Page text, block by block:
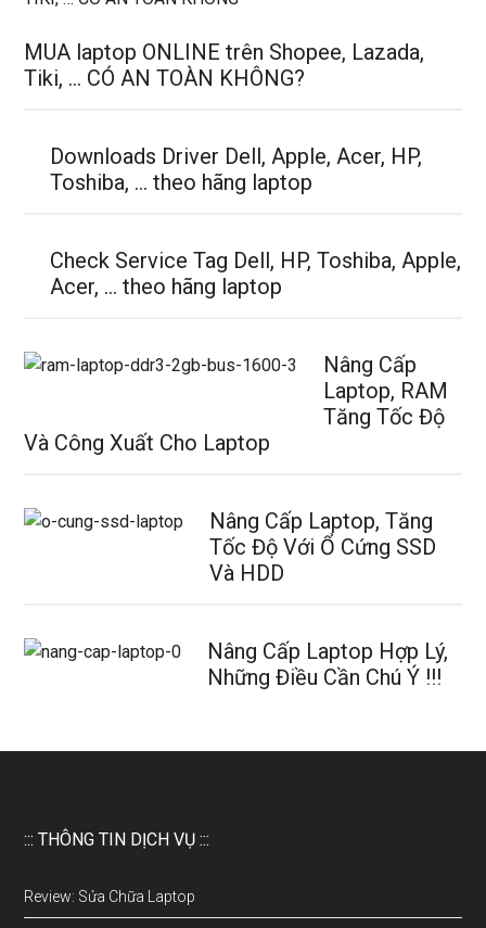
MUA laptop ONLINE trên Shopee, Lazada,
Tiki, … CÓ AN TOÀN KHÔNG?
Downloads Driver Dell, Apple, Acer, HP,
Toshiba, … theo hãng laptop
Check Service Tag Dell, HP, Toshiba, Apple,
Acer, … theo hãng laptop
Nâng Cấp
Laptop, RAM
Tăng Tốc Độ
Và Công Xuất Cho Laptop
Nâng Cấp Laptop, Tăng
Tốc Độ Với Ổ Cứng SSD
Và HDD
Nâng Cấp Laptop Hợp Lý,
Những Điều Cần Chú Ý !!!
::: THÔNG TIN DỊCH VỤ :::
Review: Sửa Chữa Laptop